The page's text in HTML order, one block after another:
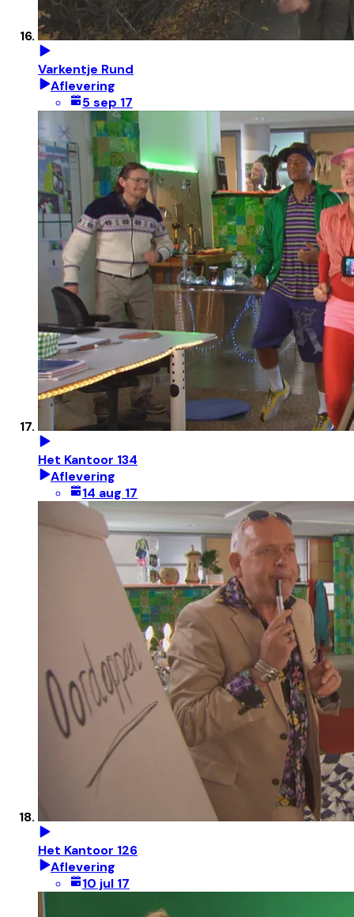
Varkentje Rund
Aflevering
5 sep 17
Het Kantoor 134
Aflevering
14 aug 17
Het Kantoor 126
Aflevering
10 jul 17